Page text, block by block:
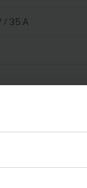
/ 35 A